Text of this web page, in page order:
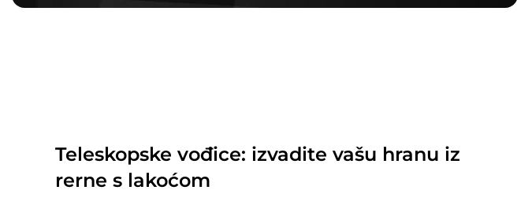
Teleskopske vođice: izvadite vašu hranu iz
rerne s lakoćom